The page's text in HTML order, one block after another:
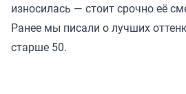
износилась — стоит срочно её
Ранее мы писали о лучших
старше 50.